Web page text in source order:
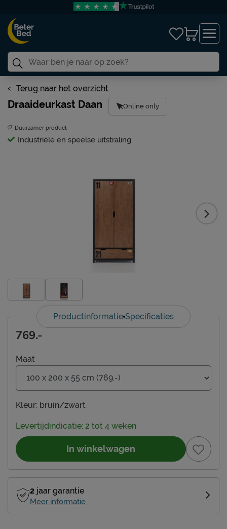
Terug naar het overzicht
Draaideurkast Daan Online only
Duurzamer product
Industriële en speelse uitstraling
Productinformatie Specificaties
Maat
Kleur: bruin/zwart
769.-
Levertijdindicatie: 2 tot 4 weken
In winkelwagen
2 jaar garantie
Meer informatie